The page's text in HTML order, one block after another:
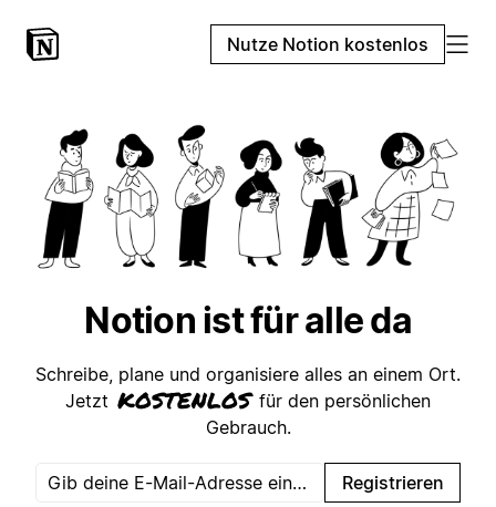
Nutze Notion kostenlos
Notion ist für alle da
Schreibe, plane und organisiere alles an einem Ort.
Jetzt kostenlos für den persönlichen
Gebrauch.
Registrieren